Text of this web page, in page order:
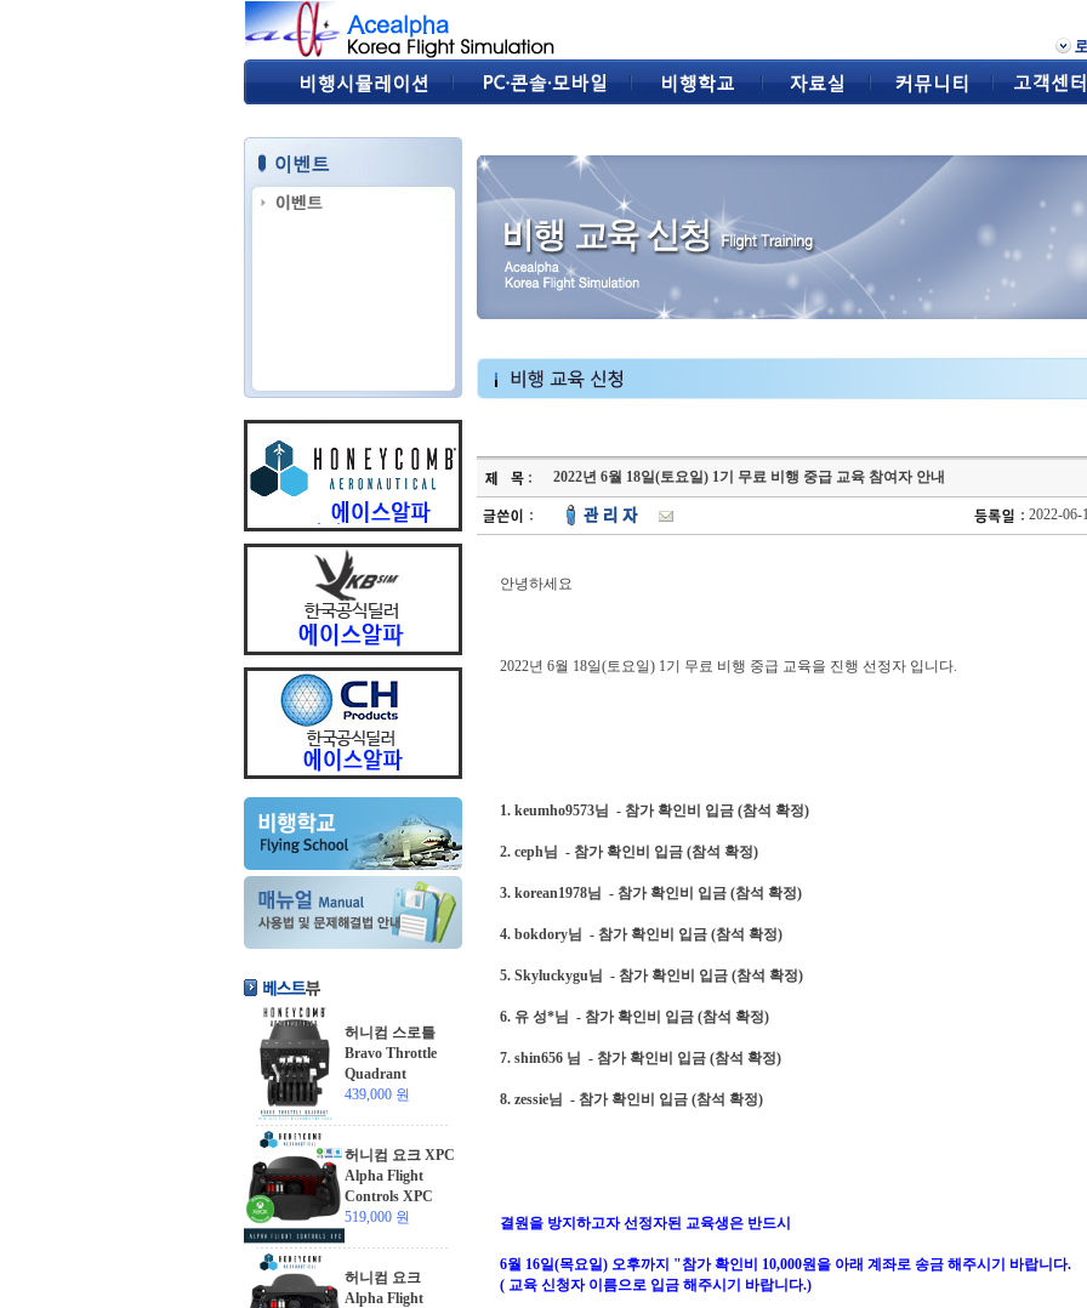
허니컴 스로틀
Bravo Throttle
Quadrant
439,000 원
허니컴 요크 XPC
Alpha Flight
Controls XPC
519,000 원
허니컴 요크
Alpha Flight
2022년 6월 18일(토요일) 1기 무료 비행 중급 교육 참여자 안내
2022-06-
안녕하세요
2022년 6월 18일(토요일) 1기 무료 비행 중급 교육을 진행 선정자 입니다.
1. keumho9573님 - 참가 확인비 입금 (참석 확정)
2. ceph님 - 참가 확인비 입금 (참석 확정)
3. korean1978님 - 참가 확인비 입금 (참석 확정)
4. bokdory님 - 참가 확인비 입금 (참석 확정)
5. Skyluckygu님 - 참가 확인비 입금 (참석 확정)
6. 유 성*님 - 참가 확인비 입금 (참석 확정)
7. shin656 님 - 참가 확인비 입금 (참석 확정)
8. zessie님 - 참가 확인비 입금 (참석 확정)
결원을 방지하고자 선정자된 교육생은 반드시
6월 16일(목요일) 오후까지 "참가 확인비 10,000원을 아래 계좌로 송금 해주시기 바랍니다.
( 교육 신청자 이름으로 입금 해주시기 바랍니다.)